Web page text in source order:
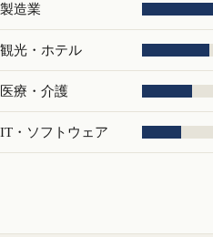
製造業
観光・ホテル
医療・介護
IT・ソフトウェア